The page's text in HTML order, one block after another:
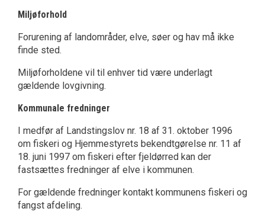
Miljøforhold
Forurening af landområder, elve, søer og hav må ikke
finde sted.
Miljøforholdene vil til enhver tid være underlagt
gældende lovgivning.
Kommunale fredninger
I medfør af Landstingslov nr. 18 af 31. oktober 1996
om fiskeri og Hjemmestyrets bekendtgørelse nr. 11 af
18. juni 1997 om fiskeri efter fjeldørred kan der
fastsættes fredninger af elve i kommunen.
For gældende fredninger kontakt kommunens fiskeri og
fangst afdeling.